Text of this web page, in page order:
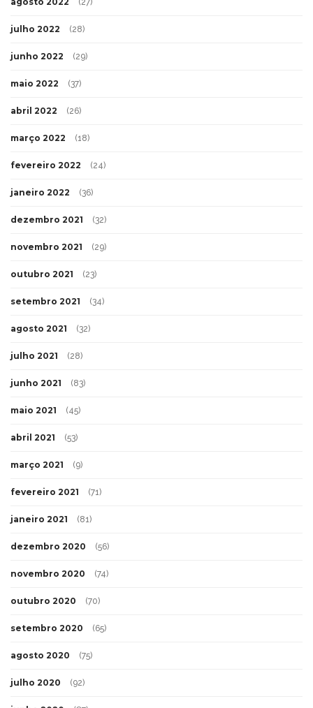
(27)
julho 2022 (28)
junho 2022 (29)
maio 2022 (37)
abril 2022 (26)
março 2022 (18)
fevereiro 2022 (24)
janeiro 2022 (36)
dezembro 2021 (32)
novembro 2021 (29)
outubro 2021 (23)
setembro 2021 (34)
agosto 2021 (32)
julho 2021 (28)
junho 2021 (83)
maio 2021 (45)
abril 2021 (53)
março 2021 (9)
fevereiro 2021 (71)
janeiro 2021 (81)
dezembro 2020 (56)
novembro 2020 (74)
outubro 2020 (70)
setembro 2020 (65)
agosto 2020 (75)
julho 2020 (92)